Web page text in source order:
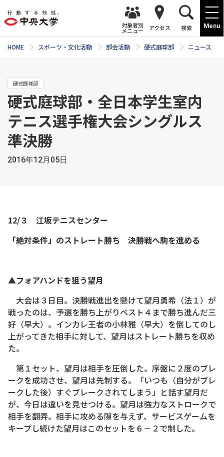
Menu
対象者別
メニュー アクセス 検索
HOME スポーツ・文化活動 部会活動 硬式庭球部 ニュース
硬式庭球部
硬式庭球部・全日本学生室内
テニス選手権大会シングルス
準決勝
2016年12月05日
12/３ 江坂テニスセンター
「絶対条件」のストレート勝ち 決勝戦へ駒を進める
▲フォアハンドを狙う望月
大会は３日目。決勝戦進出を懸けて望月勇希（法１）が
戦ったのは、予選を勝ち上がりベスト４まで勝ち進んだ三
好（早大）。インカレ王者の小林雅（早大）を倒してのし
上がってきた相手に対して、望月はストレート勝ちを収め
た。
第１セット、望月は相手を圧倒した。序盤に２度のブレ
ークを成功させ、望月は先制する。「いつも（自分がブレ
ークした後）すぐブレークされてしまう」と話す望月だ
が、今日は違いを見せつける。望月は強力なストロークで
相手を翻弄。相手に攻める隙を与えず、サービスゲームを
キープし続けた望月はこのセットを６－２で制した。